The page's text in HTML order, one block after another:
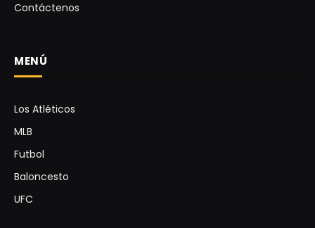
Contáctenos
MENÚ
Los Atléticos
MLB
Futbol
Baloncesto
UFC